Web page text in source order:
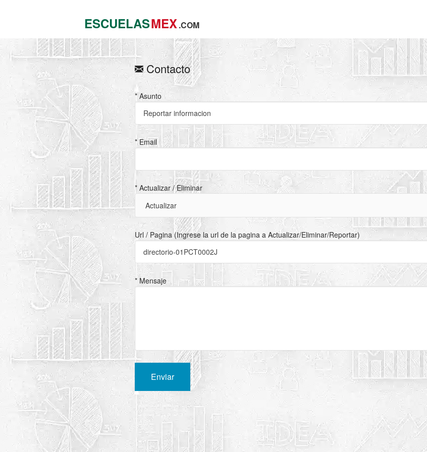
ESCUELASMEX.COM
Contacto
* Asunto
* Email
* Actualizar / Eliminar
Url / Pagina (Ingrese la url de la pagina a Actualizar/Eliminar/Reportar)
* Mensaje
Enviar